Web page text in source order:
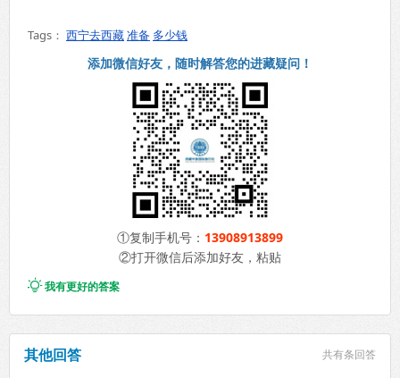
Tags： 西宁去西藏准备 多少钱
添加微信好友，随时解答您的进藏疑问！
①复制手机号： 13908913899
②打开微信后添加好友，粘贴
我有更好的答案
其他回答 共有条回答